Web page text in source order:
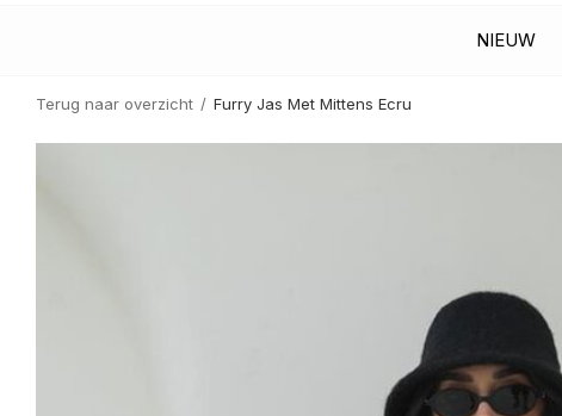
NIEUW
Terug naar overzicht Furry Jas Met Mittens Ecru